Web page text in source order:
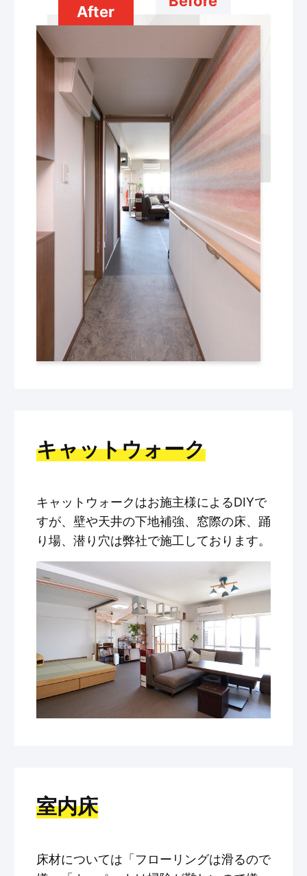
After
キャットウォーク
キャットウォークはお施主様によるDIYで
すが、壁や天井の下地補強、窓際の床、踊
り場、潜り穴は弊社で施工しております。
室内床
床材については「フローリングは滑るので